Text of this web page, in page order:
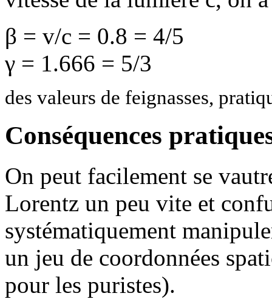
β = v/c = 0.8 = 4/5
γ = 1.666 = 5/3
des valeurs de feignasses,
Conséquences
On peut facilement se
Lorentz un peu vite et
systématiquement
un jeu de coordonnées
pour les puristes).